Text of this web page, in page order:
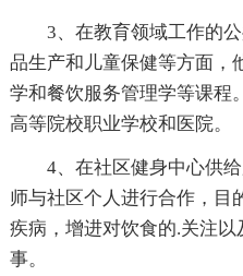
3、在教育领域工作的
品生产和儿童保健等方面，
学和餐饮服务管理学等课程
高等院校职业学校和医院。
4、在社区健身中心供
师与社区个人进行合作，目
疾病，增进对饮食的.关注
事。